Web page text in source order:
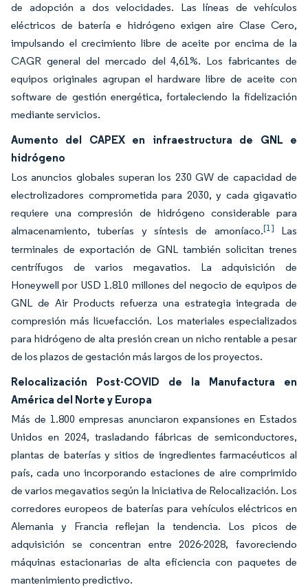
de adopción a dos velocidades. Las líneas de vehículos
eléctricos de batería e hidrógeno exigen aire Clase Cero,
impulsando el crecimiento libre de aceite por encima de la
CAGR general del mercado del 4,61%. Los fabricantes de
equipos originales agrupan el hardware libre de aceite con
software de gestión energética, fortaleciendo la fidelización
mediante servicios.
Aumento del CAPEX en infraestructura de GNL e
hidrógeno
Los anuncios globales superan los 230 GW de capacidad de
electrolizadores comprometida para 2030, y cada gigavatio
requiere una compresión de hidrógeno considerable para
almacenamiento, tuberías y síntesis de amoníaco.[1] Las
terminales de exportación de GNL también solicitan trenes
centrífugos de varios megavatios. La adquisición de
Honeywell por USD 1.810 millones del negocio de equipos de
GNL de Air Products refuerza una estrategia integrada de
compresión más licuefacción. Los materiales especializados
para hidrógeno de alta presión crean un nicho rentable a pesar
de los plazos de gestación más largos de los proyectos.
Relocalización Post-COVID de la Manufactura en
América del Norte y Europa
Más de 1.800 empresas anunciaron expansiones en Estados
Unidos en 2024, trasladando fábricas de semiconductores,
plantas de baterías y sitios de ingredientes farmacéuticos al
país, cada uno incorporando estaciones de aire comprimido
de varios megavatios según la Iniciativa de Relocalización. Los
corredores europeos de baterías para vehículos eléctricos en
Alemania y Francia reflejan la tendencia. Los picos de
adquisición se concentran entre 2026-2028, favoreciendo
máquinas estacionarias de alta eficiencia con paquetes de
mantenimiento predictivo.